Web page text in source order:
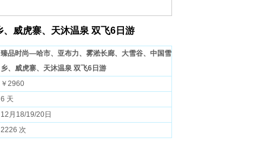
威虎寨、天沐温泉 双飞6日游
臻品时尚—哈市、亚布力、雾淞长廊、大雪谷、中国雪
乡、威虎寨、天沐温泉 双飞6日游
￥2960
6 天
12月18/19/20日
2226 次